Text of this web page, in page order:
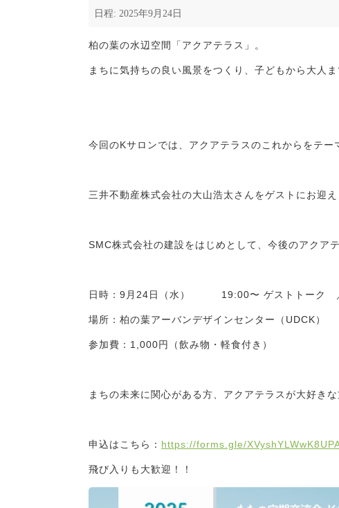
日程: 2025年9月24日
柏の葉の水辺空間「アクアテラス」。
まちに気持ちの良い風景をつくり、子どもから大人
今回のKサロンでは、アクアテラスのこれからをテー
三井不動産株式会社の大山浩太さんをゲストにお迎え
SMC株式会社の建設をはじめとして、今後のアクア
日時：9月24日（水） 19:00〜 ゲストトーク
場所：柏の葉アーバンデザインセンター（UDCK）
参加費：1,000円（飲み物・軽食付き）
まちの未来に関心がある方、アクアテラスが大好き
申込はこちら： https://forms.gle/
飛び入りも大歓迎！！